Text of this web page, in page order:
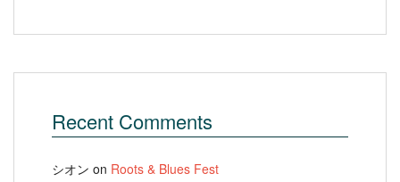
Recent Comments
シオン on Roots & Blues Fest